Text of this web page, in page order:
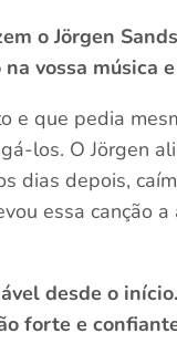
o Jörgen
vossa música
e que pedia
los. O Jörgen
dias depois,
essa canção
desde o
forte e